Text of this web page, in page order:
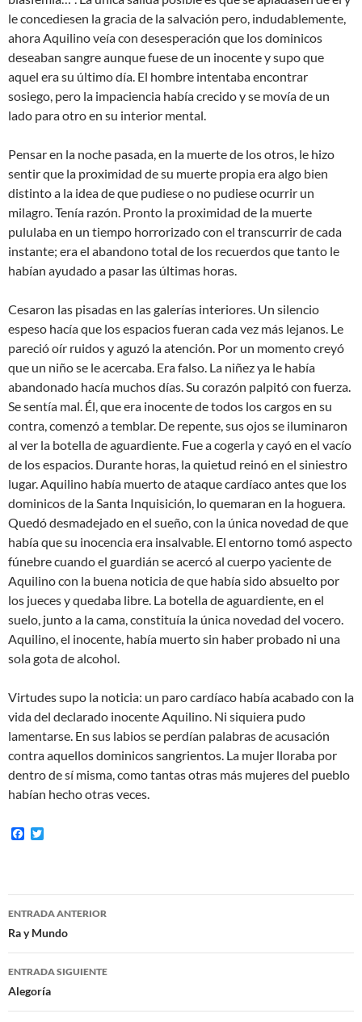
le concediesen la gracia de la salvación pero, indudablemente,
ahora Aquilino veía con desesperación que los dominicos
deseaban sangre aunque fuese de un inocente y supo que
aquel era su último día. El hombre intentaba encontrar
sosiego, pero la impaciencia había crecido y se movía de un
lado para otro en su interior mental.
Pensar en la noche pasada, en la muerte de los otros, le hizo
sentir que la proximidad de su muerte propia era algo bien
distinto a la idea de que pudiese o no pudiese ocurrir un
milagro. Tenía razón. Pronto la proximidad de la muerte
pululaba en un tiempo horrorizado con el transcurrir de cada
instante; era el abandono total de los recuerdos que tanto le
habían ayudado a pasar las últimas horas.
Cesaron las pisadas en las galerías interiores. Un silencio
espeso hacía que los espacios fueran cada vez más lejanos. Le
pareció oír ruidos y aguzó la atención. Por un momento creyó
que un niño se le acercaba. Era falso. La niñez ya le había
abandonado hacía muchos días. Su corazón palpitó con fuerza.
Se sentía mal. Él, que era inocente de todos los cargos en su
contra, comenzó a temblar. De repente, sus ojos se iluminaron
al ver la botella de aguardiente. Fue a cogerla y cayó en el vacío
de los espacios. Durante horas, la quietud reinó en el siniestro
lugar. Aquilino había muerto de ataque cardíaco antes que los
dominicos de la Santa Inquisición, lo quemaran en la hoguera.
Quedó desmadejado en el sueño, con la única novedad de que
había que su inocencia era insalvable. El entorno tomó aspecto
fúnebre cuando el guardián se acercó al cuerpo yaciente de
Aquilino con la buena noticia de que había sido absuelto por
los jueces y quedaba libre. La botella de aguardiente, en el
suelo, junto a la cama, constituía la única novedad del vocero.
Aquilino, el inocente, había muerto sin haber probado ni una
sola gota de alcohol.
Virtudes supo la noticia: un paro cardíaco había acabado con la
vida del declarado inocente Aquilino. Ni siquiera pudo
lamentarse. En sus labios se perdían palabras de acusación
contra aquellos dominicos sangrientos. La mujer lloraba por
dentro de sí misma, como tantas otras más mujeres del pueblo
habían hecho otras veces.
F
o
o
e
r
Navegación
de
entradas
ENTRADA ANTERIOR
Ra y Mundo
ENTRADA SIGUIENTE
Alegoría